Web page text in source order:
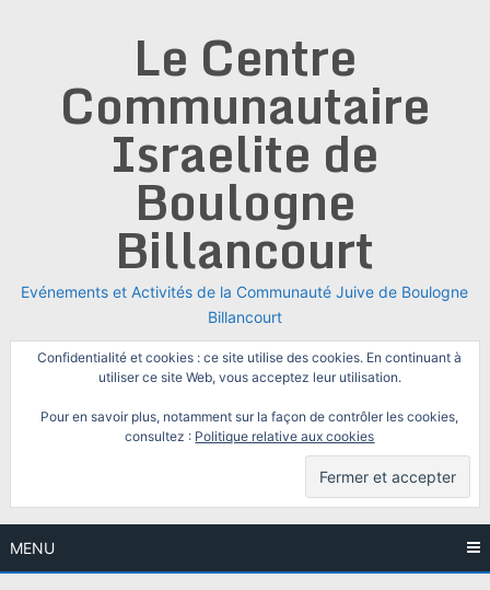
Le Centre
Communautaire
Israelite de
Boulogne
Billancourt
Evénements et Activités de la Communauté Juive de Boulogne
Billancourt
Confidentialité et cookies : ce site utilise des cookies. En continuant à
utiliser ce site Web, vous acceptez leur utilisation.
Pour en savoir plus, notamment sur la façon de contrôler les cookies,
consultez : Politique relative aux cookies
MENU